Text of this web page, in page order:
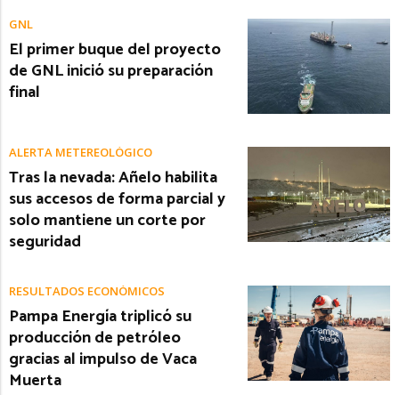
GNL
El primer buque del proyecto
de GNL inició su preparación
final
ALERTA METEREOLÓGICO
Tras la nevada: Añelo habilita
sus accesos de forma parcial y
solo mantiene un corte por
seguridad
RESULTADOS ECONÓMICOS
Pampa Energía triplicó su
producción de petróleo
gracias al impulso de Vaca
Muerta